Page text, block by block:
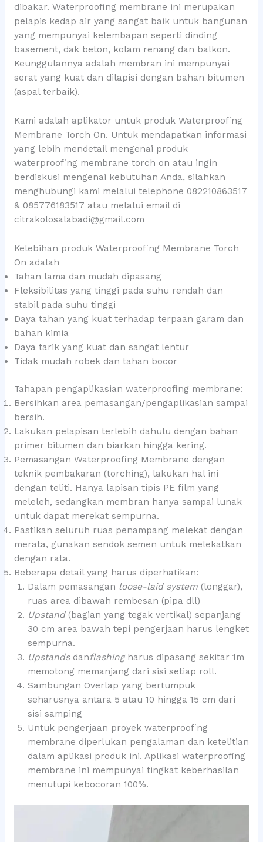
dibakar. Waterproofing membrane ini merupakan
pelapis kedap air yang sangat baik untuk bangunan
yang mempunyai kelembapan seperti dinding
basement, dak beton, kolam renang dan balkon.
Keunggulannya adalah membran ini mempunyai
serat yang kuat dan dilapisi dengan bahan bitumen
(aspal terbaik).
Kami adalah aplikator untuk produk Waterproofing
Membrane Torch On. Untuk mendapatkan informasi
yang lebih mendetail mengenai produk
waterproofing membrane torch on atau ingin
berdiskusi mengenai kebutuhan Anda, silahkan
menghubungi kami melalui telephone 082210863517
& 085776183517 atau melalui email di
citrakolosalabadi@gmail.com
Kelebihan produk Waterproofing Membrane Torch
On adalah
Tahan lama dan mudah dipasang
Fleksibilitas yang tinggi pada suhu rendah dan
stabil pada suhu tinggi
Daya tahan yang kuat terhadap terpaan garam dan
bahan kimia
Daya tarik yang kuat dan sangat lentur
Tidak mudah robek dan tahan bocor
Tahapan pengaplikasian waterproofing membrane:
Bersihkan area pemasangan/pengaplikasian sampai
bersih.
Lakukan pelapisan terlebih dahulu dengan bahan
primer bitumen dan biarkan hingga kering.
Pemasangan Waterproofing Membrane dengan
teknik pembakaran (torching), lakukan hal ini
dengan teliti. Hanya lapisan tipis PE film yang
meleleh, sedangkan membran hanya sampai lunak
untuk dapat merekat sempurna.
Pastikan seluruh ruas penampang melekat dengan
merata, gunakan sendok semen untuk melekatkan
dengan rata.
Beberapa detail yang harus diperhatikan:
Dalam pemasangan loose-laid system (longgar),
ruas area dibawah rembesan (pipa dll)
Upstand (bagian yang tegak vertikal) sepanjang
30 cm area bawah tepi pengerjaan harus lengket
sempurna.
Upstandsdanflashingharus dipasang sekitar 1m
memotong memanjang dari sisi setiap roll.
Sambungan Overlap yang bertumpuk
seharusnya antara 5 atau 10 hingga 15 cm dari
sisi samping
Untuk pengerjaan proyek waterproofing
membrane diperlukan pengalaman dan ketelitian
dalam aplikasi produk ini. Aplikasi waterproofing
membrane ini mempunyai tingkat keberhasilan
menutupi kebocoran 100%.